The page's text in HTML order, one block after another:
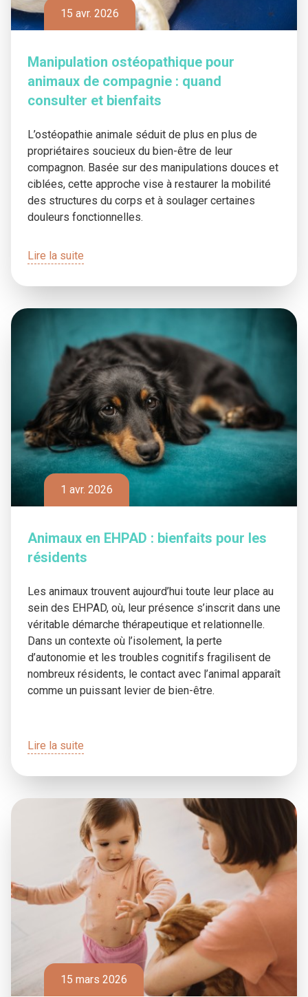
15 avr. 2026
Manipulation ostéopathique pour
animaux de compagnie : quand
consulter et bienfaits
L’ostéopathie animale séduit de plus en plus de
propriétaires soucieux du bien-être de leur
compagnon. Basée sur des manipulations douces et
ciblées, cette approche vise à restaurer la mobilité
des structures du corps et à soulager certaines
douleurs fonctionnelles.
Lire la suite
1 avr. 2026
Animaux en EHPAD : bienfaits pour les
résidents
Les animaux trouvent aujourd’hui toute leur place au
sein des EHPAD, où, leur présence s’inscrit dans une
véritable démarche thérapeutique et relationnelle.
Dans un contexte où l’isolement, la perte
d’autonomie et les troubles cognitifs fragilisent de
nombreux résidents, le contact avec l’animal apparaît
comme un puissant levier de bien-être.
Lire la suite
15 mars 2026